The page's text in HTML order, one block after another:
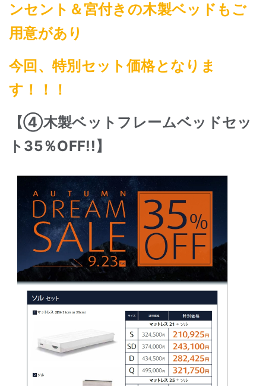
ンセント＆宮付きの木製ベッドもご
用意があり
今回、特別セット価格となりま
す！！！
【④木製ベットフレームベッドセッ
ト35％OFF!!】